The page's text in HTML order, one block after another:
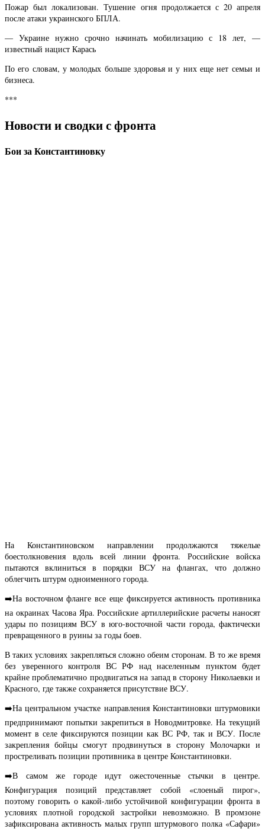
Пожар был локализован. Тушение огня продолжается с 20 апреля
после атаки украинского БПЛА.
— Украине нужно срочно начинать мобилизацию с 18 лет, —
известный нацист Карась
По его словам, у молодых больше здоровья и у них еще нет семьи и
бизнеса.
***
Новости и сводки с фронта
Бои за Константиновку
На Константиновском направлении продолжаются тяжелые
боестолкновения вдоль всей линии фронта. Российские войска
пытаются вклиниться в порядки ВСУ на флангах, что должно
облегчить штурм одноименного города.
➡️На восточном фланге все еще фиксируется активность противника
на окраинах Часова Яра. Российские артиллерийские расчеты наносят
удары по позициям ВСУ в юго-восточной части города, фактически
превращенного в руины за годы боев.
В таких условиях закрепляться сложно обеим сторонам. В то же время
без уверенного контроля ВС РФ над населенным пунктом будет
крайне проблематично продвигаться на запад в сторону Николаевки и
Красного, где также сохраняется присутствие ВСУ.
➡️На центральном участке направления Константиновки штурмовики
предпринимают попытки закрепиться в Новодмитровке. На текущий
момент в селе фиксируются позиции как ВС РФ, так и ВСУ. После
закрепления бойцы смогут продвинуться в сторону Молочарки и
простреливать позиции противника в центре Константиновки.
➡️В самом же городе идут ожесточенные стычки в центре.
Конфигурация позиций представляет собой «слоеный пирог»,
поэтому говорить о какой-либо устойчивой конфигурации фронта в
условиях плотной городской застройки невозможно. В промзоне
зафиксирована активность малых групп штурмового полка «Сафари»